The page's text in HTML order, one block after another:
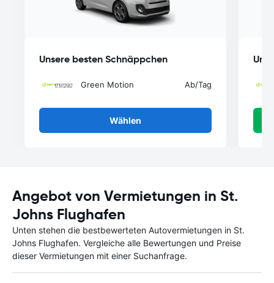
Unsere besten Schnäppchen
Green Motion Ab/Tag
Wählen
Angebot von Vermietungen in St.
Johns Flughafen
Unten stehen die bestbewerteten Autovermietungen in St.
Johns Flughafen. Vergleiche alle Bewertungen und Preise
dieser Vermietungen mit einer Suchanfrage.